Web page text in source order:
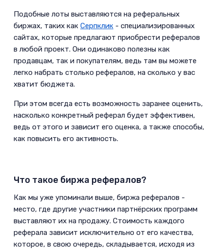
Подобные лоты выставляются на реферальных
биржах, таких как Серпклик - специализированных
сайтах, которые предлагают приобрести рефералов
в любой проект. Они одинаково полезны как
продавцам, так и покупателям, ведь там вы можете
легко набрать столько рефералов, на сколько у вас
хватит бюджета.­­
При этом всегда есть возможность заранее оценить,
насколько конкретный реферал будет эффективен,
ведь от этого и зависит его оценка, а также способы,
как повысить его активность.
Что такое биржа рефералов?­
Как мы уже упоминали выше, биржа рефералов -
место, где другие участники партнёрских программ
выставляют их на продажу. Стоимость каждого
реферала зависит исключительно от его качества,
которое, в свою очередь, складывается, исходя из